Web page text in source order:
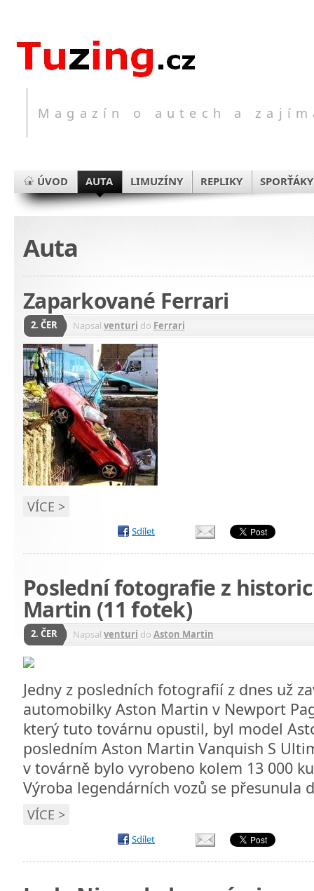
Magazín o autech a
ÚVOD AUTA LIMUZÍNY REPLIKY SPORŤÁKY
Auta
Zaparkované Ferrari
2. ČER Napsal venturi do Ferrari
VÍCE >
Sdílet
Poslední fotografie z
Martin (11 fotek)
2. ČER Napsal venturi do Aston Martin
Jedny z posledních fotografií z dnes už
automobilky Aston Martin v Newport
který tuto továrnu opustil, byl model
posledním Aston Martin Vanquish S
v továrně bylo vyrobeno kolem 13 000
Výroba legendárních vozů se přesunula
VÍCE >
Sdílet